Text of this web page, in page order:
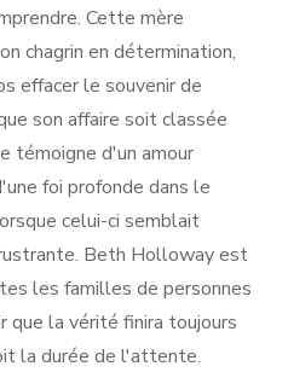
Cette mère
chagrin en détermination,
effacer le souvenir de
son affaire soit classée
témoigne d'un amour
foi profonde dans le
celui-ci semblait
Beth Holloway est
les familles de personnes
que la vérité finira toujours
la durée de l'attente.